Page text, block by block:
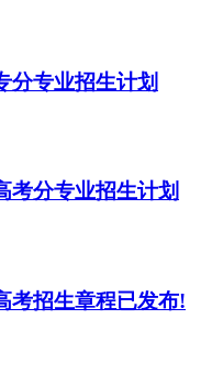
分专业招生计划
考分专业招生计划
考招生章程已发布!